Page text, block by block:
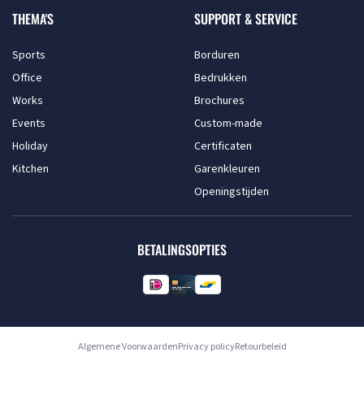
THEMA'S
Sports
Office
Works
Events
Holiday
Kitchen
SUPPORT & SERVICE
Borduren
Bedrukken
Brochures
Custom-made
Certificaten
Garenkleuren
Openingstijden
BETALINGSOPTIES
Algemene VoorwaardenPrivacy policyRetourbeleid